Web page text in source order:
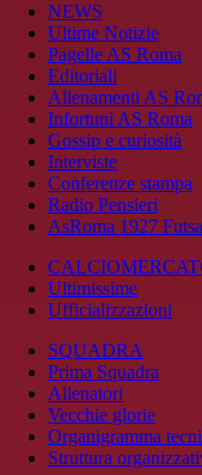
NEWS
Ultime Notizie
Pagelle AS Roma
Editoriali
Allenamenti AS
Infortuni AS Roma
Gossip e curiosità
Interviste
Conferenze stampa
Radio Pensieri
AsRoma 1927
Ultimissime
Ufficializzazioni
SQUADRA
Prima Squadra
Allenatori
Vecchie glorie
Organigramma
Struttura